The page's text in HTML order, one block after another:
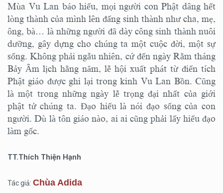
Mùa Vu Lan báo hiếu, mọi người con Phật dâng hết
lòng thành của mình lên đấng sinh thành như cha, mẹ,
ông, bà… là những người đã dày công sinh thành nuôi
dưỡng, gây dựng cho chúng ta một cuộc đời, một sự
sống. Không phải ngẫu nhiên, cứ đến ngày Rằm tháng
Bảy Âm lịch hằng năm, lễ hội xuất phát từ điển tích
Phật giáo được ghi lại trong kinh Vu Lan Bồn. Cũng
là một trong những ngày lễ trọng đại nhất của giới
phật tử chúng ta. Đạo hiếu là nói đạo sống của con
người. Dù là tôn giáo nào, ai ai cũng phải lấy hiếu đạo
làm gốc.
TT.Thích Thiện Hạnh
Tác giả: Chùa Adida